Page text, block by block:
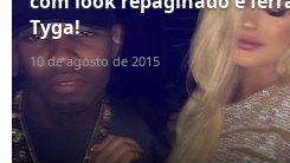
Tyga!
10 de agosto de 2015